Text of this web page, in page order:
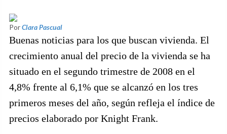
PorClara Pascual
Buenas noticias para los que buscan vivienda. El
crecimiento anual del precio de la vivienda se ha
situado en el segundo trimestre de 2008 en el
4,8% frente al 6,1% que se alcanzó en los tres
primeros meses del año, según refleja el índice de
precios elaborado por Knight Frank.